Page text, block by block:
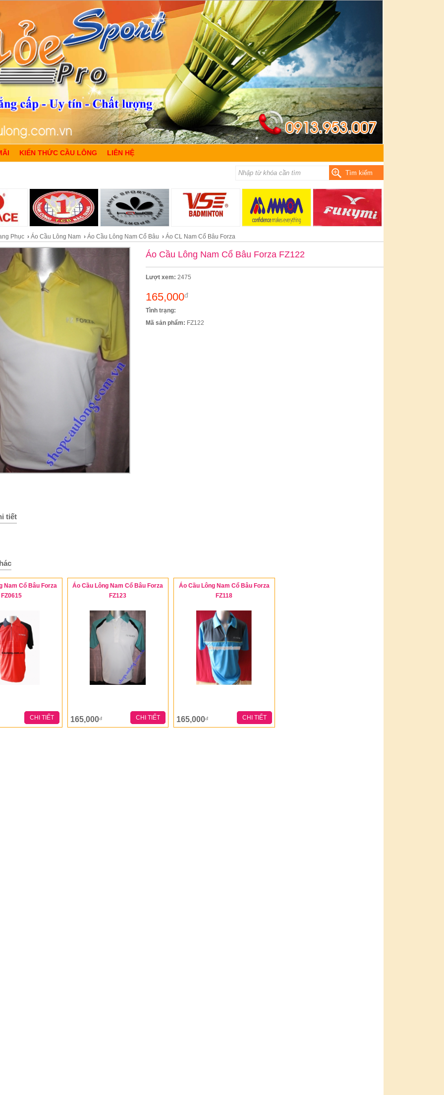
KIẾN THỨC CẦU LÔNG LIÊN HỆ
Tìm kiếm
Phục › Áo Cầu Lông Nam › Áo Cầu Lông Nam Cổ Bâu › Áo CL Nam Cổ Bâu Forza
Áo Cầu Lông Nam Cổ Bâu Forza FZ122
Lượt xem: 2475
165,000đ
Tình trạng:
Mã sản phẩm: FZ122
tiết
Nam Cổ Bâu Forza
FZ0615
CHI TIẾT
Áo Cầu Lông Nam Cổ Bâu Forza
FZ123
165,000đ CHI TIẾT
Áo Cầu Lông Nam Cổ Bâu Forza
FZ118
165,000đ CHI TIẾT